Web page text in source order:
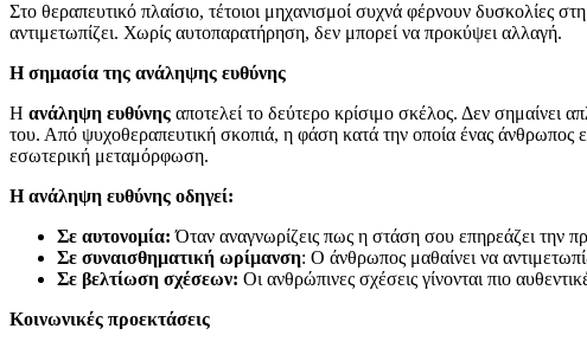
Στο θεραπευτικό πλαίσιο, τέτοιοι μηχανισμοί συχνά φέρνουν
αντιμετωπίζει. Χωρίς αυτοπαρατήρηση, δεν μπορεί να προκύψει αλλαγή.
Η σημασία της ανάληψης ευθύνης
Η ανάληψη ευθύνης αποτελεί το δεύτερο κρίσιμο σκέλος. Δεν σημαίνει
του. Από ψυχοθεραπευτική σκοπιά, η φάση κατά την οποία ένας άνθρωπος
εσωτερική μεταμόρφωση.
Η ανάληψη ευθύνης οδηγεί:
Σε αυτονομία: Όταν αναγνωρίζεις πως η στάση σου επηρεάζει την
Σε συναισθηματική ωρίμανση: Ο άνθρωπος μαθαίνει να
Σε βελτίωση σχέσεων: Οι ανθρώπινες σχέσεις γίνονται πιο
Κοινωνικές προεκτάσεις